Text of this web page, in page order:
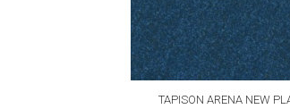
TAPISON ARENA NEW